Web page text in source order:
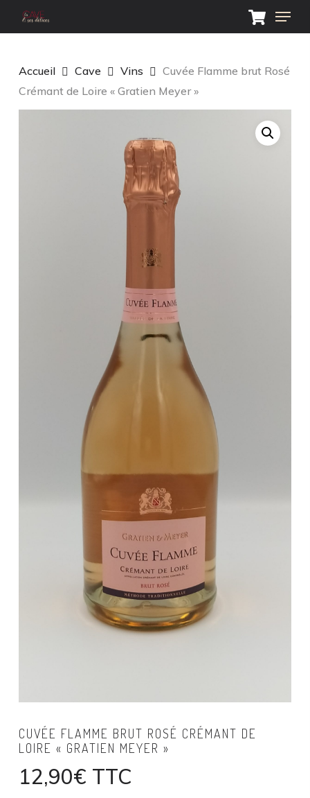
main
Menu
Accueil Cave Vins
Cuvée Flamme brut Rosé
Crémant de Loire « Gratien Meyer »
CUVÉE FLAMME BRUT ROSÉ CRÉMANT DE
LOIRE « GRATIEN MEYER »
12,90€ TTC